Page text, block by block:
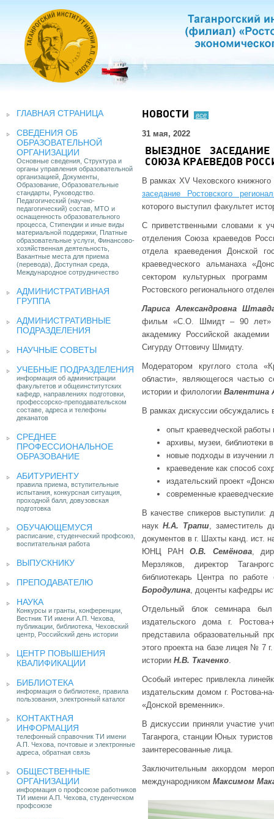
ГЛАВНАЯ СТРАНИЦА
СВЕДЕНИЯ ОБ
ОБРАЗОВАТЕЛЬНОЙ
ОРГАНИЗАЦИИ
Основные сведения, Структура и
органы управления образовательной
организацией, Документы,
Образование, Образовательные
стандарты, Руководство.
Педагогический (научно-
педагогический) состав, МТО и
оснащенность образовательного
процесса, Стипендии и иные виды
материальной поддержки, Платные
образовательные услуги, Финансово-
хозяйственная деятельность,
Вакантные места для приема
(перевода), Доступная среда,
Международное сотрудничество
АДМИНИСТРАТИВНАЯ
ГРУППА
АДМИНИСТРАТИВНЫЕ
ПОДРАЗДЕЛЕНИЯ
НАУЧНЫЕ СОВЕТЫ
УЧЕБНЫЕ ПОДРАЗДЕЛЕНИЯ
информация об администрации
факультетов и общеинститутских
кафедр, направлениях подготовки,
профессорско-преподавательском
составе, адреса и телефоны
деканатов
СРЕДНЕЕ
ПРОФЕССИОНАЛЬНОЕ
ОБРАЗОВАНИЕ
АБИТУРИЕНТУ
правила приема, вступительные
испытания, конкурсная ситуация,
проходной балл, довузовская
подготовка
ОБУЧАЮЩЕМУСЯ
расписание, студенческий профсоюз,
воспитательная работа
ВЫПУСКНИКУ
ПРЕПОДАВАТЕЛЮ
НАУКА
Конкурсы и гранты, конференции,
Вестник ТИ имени А.П. Чехова,
публикации, библиотека, Чеховский
центр, Российский день истории
ЦЕНТР ПОВЫШЕНИЯ
КВАЛИФИКАЦИИ
БИБЛИОТЕКА
информация о библиотеке, правила
пользования, электронный каталог
КОНТАКТНАЯ
ИНФОРМАЦИЯ
телефонный справочник ТИ имени
А.П. Чехова, почтовые и электронные
адреса, обратная связь
ОБЩЕСТВЕННЫЕ
ОРГАНИЗАЦИИ
информация о профсоюзе работников
ТИ имени А.П. Чехова, студенческом
профсоюзе
НОВОСТИ все
31 мая, 2022
ВЫЕЗДНОЕ
СОЮЗА КРАЕВЕДОВ
В рамках XV Чеховского
заседание Ростовского
которого выступил факультет
С приветственными словами к
отделения Союза краеведов
отдела краеведения Донской
краеведческого альманаха
сектором культурных
Ростовского регионального
Лариса Александровна
фильм «С.О. Шмидт – 90 лет»
академику Российской
Сигурду Оттовичу Шмидту.
Модератором круглого стола
области», являющегося частью
истории и филологии Валентина
В рамках дискуссии обсуждались
опыт краеведческой
архивы, музеи, библиотеки
новые подходы в изучении
краеведение как способ
издательский проект
современные
В качестве спикеров выступили:
наук Н.А. Трапш, заместитель
документов в г. Шахты канд. ист.
ЮНЦ РАНО.В. Семёнова,
Мерзляков, директор
библиотекарь Центра по
Бородулина, доценты кафедры
Отдельный блок семинара
издательского дома г.
представила образовательный
этого проекта на базе лицея № 7
истории Н.В. Ткаченко.
Особый интерес привлекла
издательским домом г. Ростова-
«Донской временник».
В дискуссии приняли участие
Таганрога, станции Юных
заинтересованные лица.
Заключительным аккордом
международником Максимом